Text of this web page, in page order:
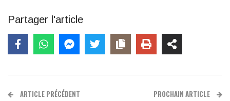
Partager l'article
ARTICLE PRÉCÉDENT PROCHAIN ARTICLE